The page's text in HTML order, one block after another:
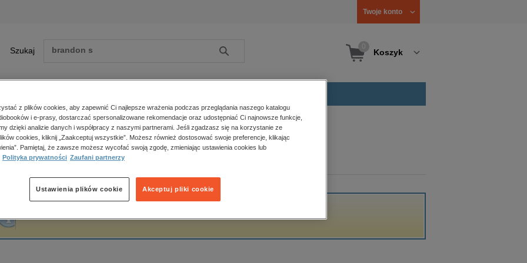
Twoje konto
Szukaj Szukaj Koszyk
Zobacz wszystkie E-prasa
polityka, społeczno-informacyjne
psychologiczne
popularno-naukowe
historia
główna You&YA
z plików cookies, aby zapewnić Ci najlepsze wrażenia podczas przeglądania naszego katalogu
i e-prasy, dostarczać spersonalizowane rekomendacje oraz udostępniać Ci najnowsze funkcje,
dzięki analizie danych i współpracy z naszymi partnerami. Jeśli zgadzasz się na korzystanie ze
cookies, kliknij „Zaakceptuj wszystkie”. Możesz również dostosować swoje preferencje, klikając
Pamiętaj, że zawsze możesz wycofać swoją zgodę, zmieniając ustawienia cookies lub
Polityka prywatności Zaufani partnerzy
Akceptuj pliki cookie
Ustawienia plików cookie